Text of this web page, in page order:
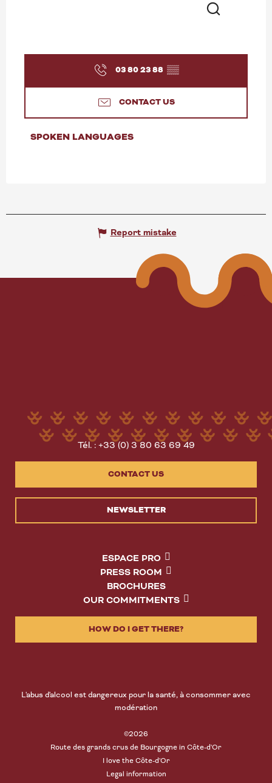
03 80 23 88 ▒▒
CONTACT US
SPOKEN LANGUAGES
SPOKEN LANGUAGES
Report mistake
Tél. : +33 (0) 3 80 63 69 49
CONTACT US
NEWSLETTER
ESPACE PRO
PRESS ROOM
BROCHURES
OUR COMMITMENTS
HOW DO I GET THERE?
L'abus d'alcool est dangereux pour la santé, à consommer avec
modération
©2026
Route des grands crus de Bourgogne in Côte-d'Or
I love the Côte-d'Or
Legal information